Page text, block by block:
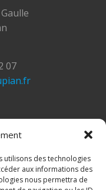
utilisons des technologies
aux informations des
nous permettra de
07